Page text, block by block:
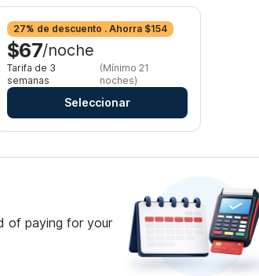
27% de descuento . Ahorra $154
$67/noche
Tarifa de 3
semanas
(Mínimo 21
noches)
Seleccionar
of paying for your